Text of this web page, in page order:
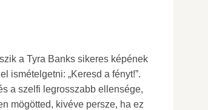
a Tyra Banks sikeres képének
ismételgetni: „Keresd a fényt!”.
a szelfi legrosszabb ellensége,
mögötted, kivéve persze, ha ez